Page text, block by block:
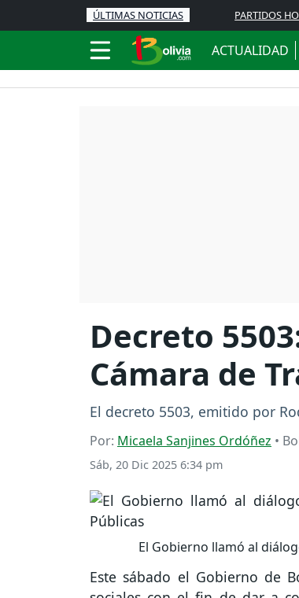
ÚLTIMAS NOTICIAS PARTIDOS
ACTUALIDAD
Decreto
Cámara de
El decreto 5503, emitido por
Por: Micaela Sanjines Ordóñez •
Sáb, 20 Dic 2025 6:34 pm
El Gobierno llamó al
Este sábado el Gobierno de